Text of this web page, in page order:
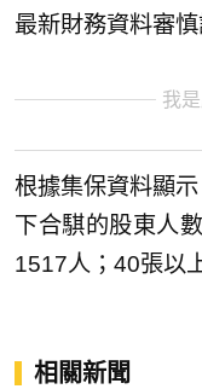
最新財務資料審慎
我
根據集保資料顯
下合騏的股東人
1517人；40張以
相關新聞